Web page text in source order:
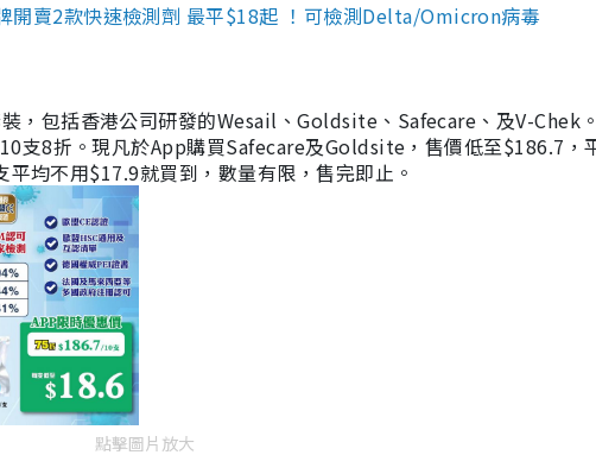
開賣2款快速檢測劑 最平$18起 ！可檢測Delta/Omicron病毒
，包括香港公司研發的Wesail、Goldsite、Safecare、及V-Chek
支8折。現凡於App購買Safecare及Goldsite，售價低至$186.7，
均不用$17.9就買到，數量有限，售完即止。
點擊圖片放大